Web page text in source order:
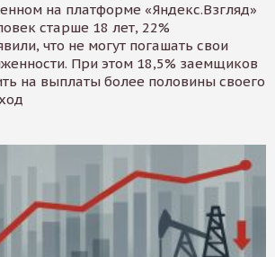
на платформе «Яндекс.Взгляд»
старше 18 лет, 22%
что не могут погашать свои
При этом 18,5% заемщиков
на выплаты более половины своего